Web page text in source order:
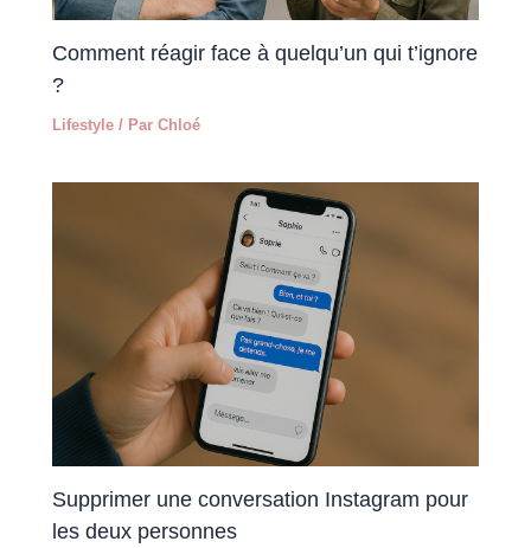
Comment réagir face à quelqu’un qui t’ignore
?
Lifestyle / ParChloé
Supprimer une conversation Instagram pour
les deux personnes